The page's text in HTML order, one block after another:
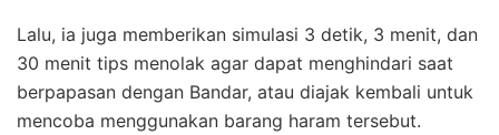
Lalu, ia juga memberikan simulasi 3 detik, 3 menit, dan
30 menit tips menolak agar dapat menghindari saat
berpapasan dengan Bandar, atau diajak kembali untuk
mencoba menggunakan barang haram tersebut.